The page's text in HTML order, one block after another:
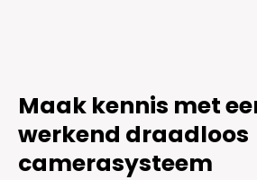
Maak kennis met
werkend draadloos
camerasysteem